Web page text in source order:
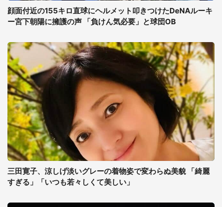
顔面付近の155キロ直球にヘルメット叩きつけたDeNAルーキ
ー宮下朝陽に擁護の声 「負けん気必要」と球団OB
三田寛子、涼しげ淡いグレーの着物姿で変わらぬ美貌 「綺麗
すぎる」「いつも若々しくて美しい」